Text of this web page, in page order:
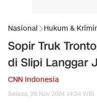
Nasional Hukum &
Sopir Truk
di Slipi Langgar
CNN Indonesia
Selasa, 26 Nov 2024 14:34 WIB